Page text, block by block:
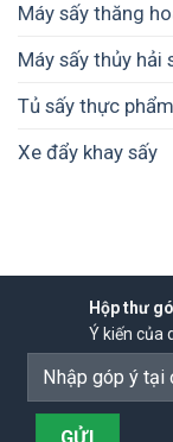
Máy sấy thăng
Máy sấy thủy hải
Tủ sấy thực phẩm
Xe đẩy khay sấy
Hộp thư
Ý kiến của